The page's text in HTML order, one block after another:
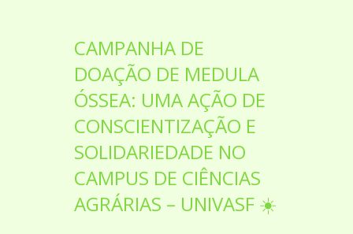
CAMPANHA DE
DOAÇÃO DE MEDULA
ÓSSEA: UMA AÇÃO DE
CONSCIENTIZAÇÃO E
SOLIDARIEDADE NO
CAMPUS DE CIÊNCIAS
AGRÁRIAS – UNIVASF ☀️